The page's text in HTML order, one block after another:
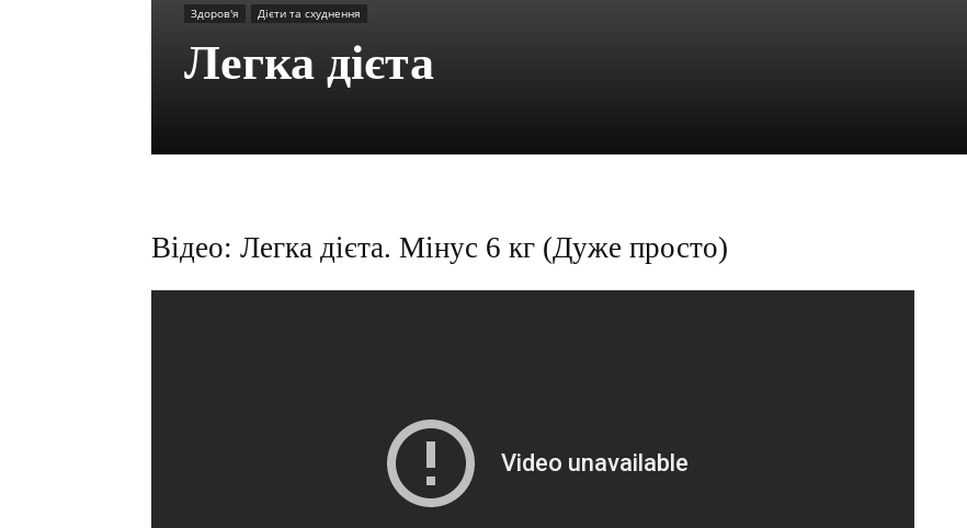
Здоров'я Дієти та схуднення
Легка дієта
Відео: Легка дієта. Мінус 6 кг (Дуже просто)